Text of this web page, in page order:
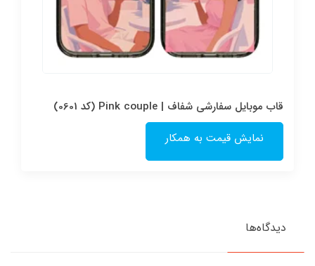
قاب موبایل سفارشی شفاف | Pink couple (کد 0601)
نمایش قیمت به همکار
دیدگاه‌ها